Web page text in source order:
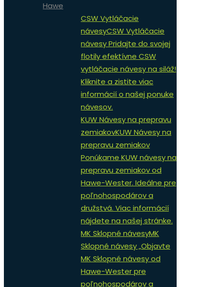
Hawe
CSW Vytláčacie
návesyCSW Vytláčacie
návesy Pridajte do svojej
flotily efektívne CSW
vytláčacie návesy na siláž!
Kliknite a zistite viac
informácií o našej ponuke
návesov.
KUW Návesy na prepravu
zemiakovKUW Návesy na
prepravu zemiakov
Ponúkame KUW návesy na
prepravu zemiakov od
Hawe-Wester. Ideálne pre
poľnohospodárov a
družstvá. Viac informácií
nájdete na našej stránke.
MK Sklopné návesyMK
Sklopné návesy „Objavte
MK Sklopné návesy od
Hawe-Wester pre
poľnohospodárov a